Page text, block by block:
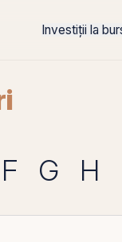
Investiții la
F G H